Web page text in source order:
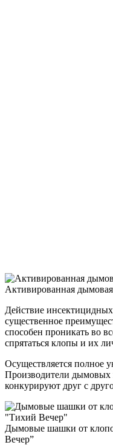
Активированная
Действие
существенное
способен проникать во
спрятаться клопы и их
Осуществляется полное
Производители
конкурируют друг с
Дымовые шашки от
Вечер”